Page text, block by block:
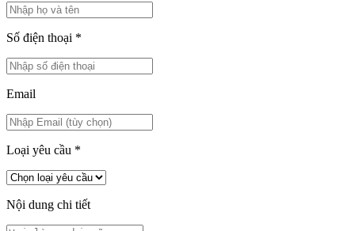
Số điện thoại *
Email
Loại yêu cầu *
Nội dung chi tiết